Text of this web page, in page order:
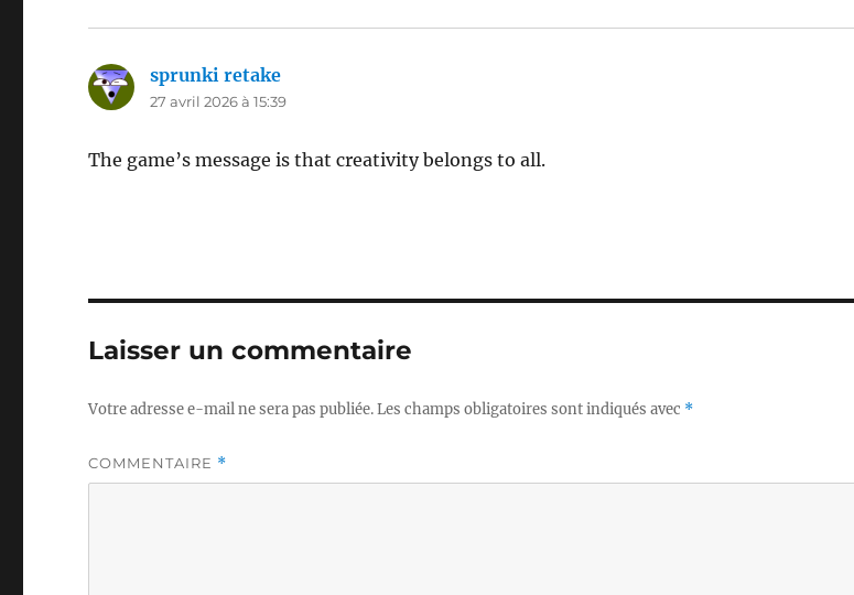
sprunki retake
27 avril 2026 à 15:39
The game’s message is that creativity belongs to all.
Laisser un commentaire
Votre adresse e-mail ne sera pas publiée.Les champs obligatoires sont indiqués avec *
COMMENTAIRE *